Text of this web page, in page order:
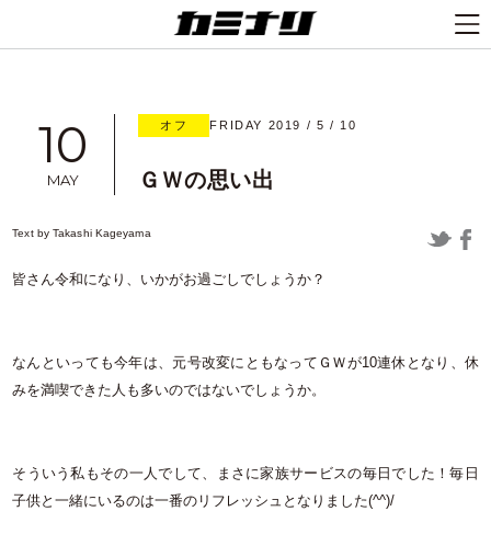
10
MAY
オフ FRIDAY 2019 / 5 / 10
ＧＷの思い出
Text byTakashi Kageyama
皆さん令和になり、いかがお過ごしでしょうか？
なんといっても今年は、元号改変にともなってＧＷが10連休となり、休
みを満喫できた人も多いのではないでしょうか。
そういう私もその一人でして、まさに家族サービスの毎日でした！毎日
子供と一緒にいるのは一番のリフレッシュとなりました(^^)/